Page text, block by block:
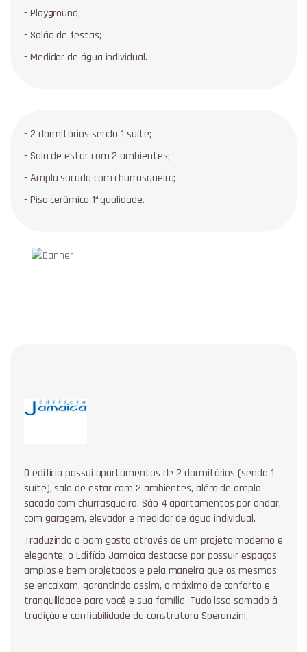
- Playground;
- Salão de festas;
- Medidor de água individual.
- 2 dormitórios sendo 1 suíte;
- Sala de estar com 2 ambientes;
- Ampla sacada com churrasqueira;
- Piso cerâmico 1ª qualidade.
O edifício possui apartamentos de 2 dormitórios (sendo 1
suíte), sala de estar com 2 ambientes, além de ampla
sacada com churrasqueira. São 4 apartamentos por andar,
com garagem, elevador e medidor de água individual.
Traduzindo o bom gosto através de um projeto moderno e
elegante, o Edifício Jamaica destacse por possuir espaços
amplos e bem projetados e pela maneira que os mesmos
se encaixam, garantindo assim, o máximo de conforto e
tranquilidade para você e sua família. Tudo isso somado à
tradição e confiabilidade da construtora Speranzini,